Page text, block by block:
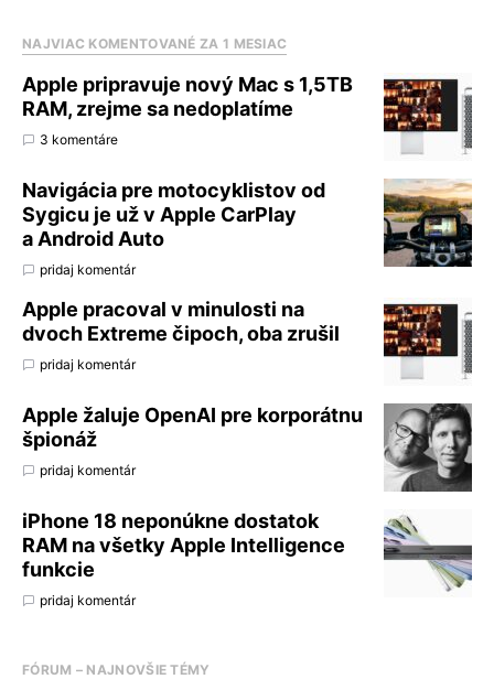
NAJVIAC KOMENTOVANÉ ZA 1 MESIAC
Apple pripravuje nový Mac s 1,5TB
RAM, zrejme sa nedoplatíme
3 komentáre
Navigácia pre motocyklistov od
Sygicu je už v Apple CarPlay
a Android Auto
pridaj komentár
Apple pracoval v minulosti na
dvoch Extreme čipoch, oba zrušil
pridaj komentár
Apple žaluje OpenAI pre korporátnu
špionáž
pridaj komentár
iPhone 18 neponúkne dostatok
RAM na všetky Apple Intelligence
funkcie
pridaj komentár
FÓRUM – NAJNOVŠIE TÉMY